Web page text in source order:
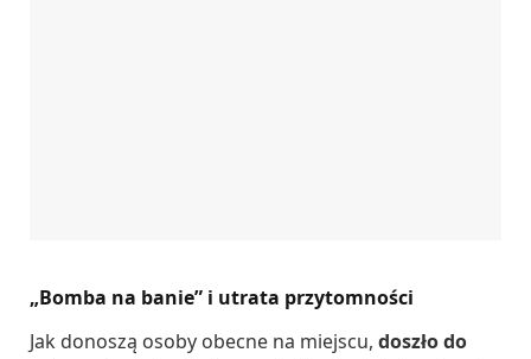
„Bomba na banie” i utrata przytomności
Jak donoszą osoby obecne na miejscu, doszło do